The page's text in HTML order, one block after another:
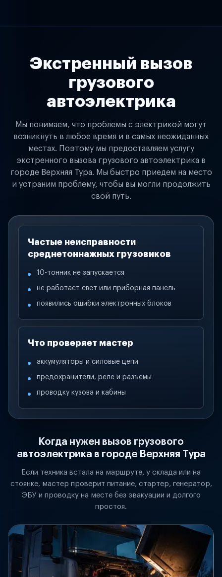
Экстренный вызов
грузового
автоэлектрика
Мы понимаем, что проблемы с электрикой могут
возникнуть в любое время и в самых неожиданных
местах. Поэтому мы предоставляем услугу
экстренного вызова грузового автоэлектрика в
городе Верхняя Тура. Мы быстро приедем на место
и устраним проблему, чтобы вы могли продолжить
свой путь.
Частые неисправности
среднетоннажных грузовиков
10-тонник не запускается
не работает свет или приборная панель
появились ошибки электронных блоков
Что проверяет мастер
аккумуляторы и силовые цепи
предохранители, реле и разъемы
проводку кузова и кабины
Когда нужен вызов грузового
автоэлектрика в городе Верхняя Тура
Если техника встала на маршруте, у склада или на
стоянке, мастер проверит питание, стартер, генератор,
ЭБУ и проводку на месте без эвакуации и долгого
простоя.